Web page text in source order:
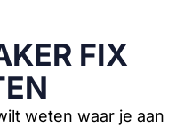
FIX
weten waar je aan